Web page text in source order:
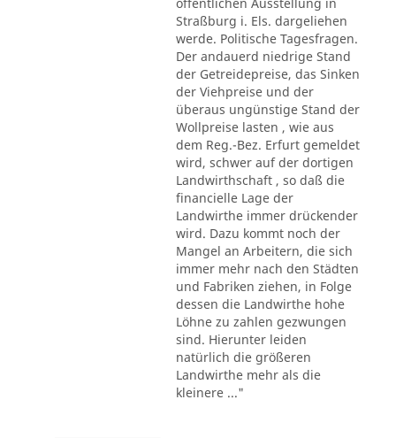
Straßburg i. Els. dargeliehen
werde. Politische Tagesfragen.
Der andauerd niedrige Stand
der Getreidepreise, das Sinken
der Viehpreise und der
überaus ungünstige Stand der
Wollpreise lasten , wie aus
dem Reg.-Bez. Erfurt gemeldet
wird, schwer auf der dortigen
Landwirthschaft , so daß die
financielle Lage der
Landwirthe immer drückender
wird. Dazu kommt noch der
Mangel an Arbeitern, die sich
immer mehr nach den Städten
und Fabriken ziehen, in Folge
dessen die Landwirthe hohe
Löhne zu zahlen gezwungen
sind. Hierunter leiden
natürlich die größeren
Landwirthe mehr als die
kleinere ..."